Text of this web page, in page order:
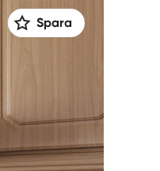
Spara